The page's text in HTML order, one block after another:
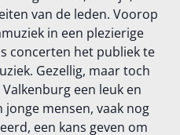
van de leden. Voorop
in een plezierige
concerten het publiek te
Gezellig, maar toch
een leuk en
mensen, vaak nog
een kans geven om